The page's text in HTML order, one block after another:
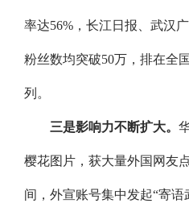
率达56%，长江日报、武汉广
粉丝数均突破50万，排在全
列。
三是影响力不断扩大。
樱花图片，获大量外国网友
间，外宣账号集中发起“寄